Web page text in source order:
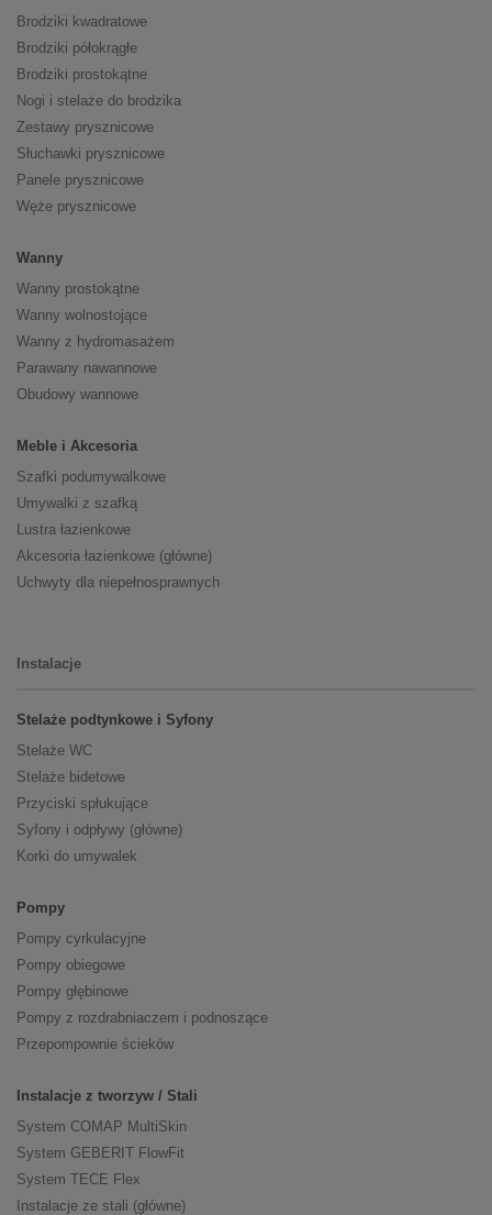
Brodziki kwadratowe
Brodziki półokrągłe
Brodziki prostokątne
Nogi i stelaże do brodzika
Zestawy prysznicowe
Słuchawki prysznicowe
Panele prysznicowe
Węże prysznicowe
Wanny
Wanny prostokątne
Wanny wolnostojące
Wanny z hydromasażem
Parawany nawannowe
Obudowy wannowe
Meble i Akcesoria
Szafki podumywalkowe
Umywalki z szafką
Lustra łazienkowe
Akcesoria łazienkowe (główne)
Uchwyty dla niepełnosprawnych
Instalacje
Stelaże podtynkowe i Syfony
Stelaże WC
Stelaże bidetowe
Przyciski spłukujące
Syfony i odpływy (główne)
Korki do umywalek
Pompy
Pompy cyrkulacyjne
Pompy obiegowe
Pompy głębinowe
Pompy z rozdrabniaczem i podnoszące
Przepompownie ścieków
Instalacje z tworzyw / Stali
System COMAP MultiSkin
System GEBERIT FlowFit
System TECE Flex
Instalacje ze stali (główne)